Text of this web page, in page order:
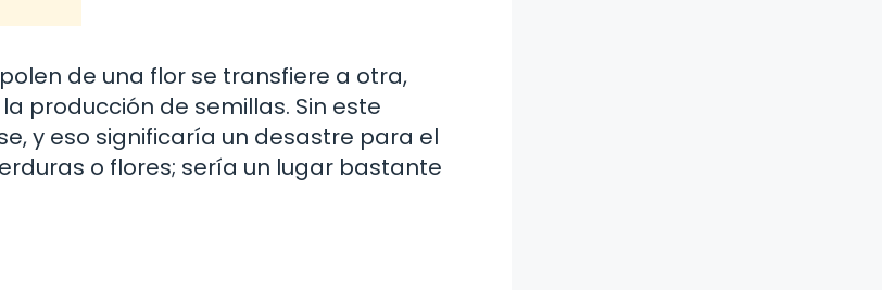
de una flor se transfiere a otra,
producción de semillas. Sin este
y eso significaría un desastre para el
o flores; sería un lugar bastante